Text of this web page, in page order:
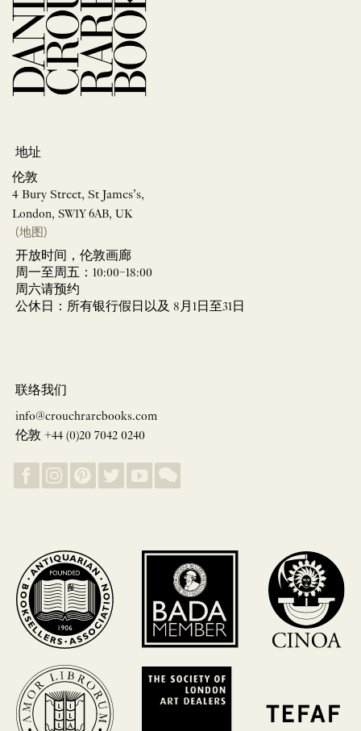
地址
伦敦
4 Bury Street, St James’s,
London, SW1Y 6AB, UK
(地图)
开放时间，伦敦画廊
周一至周五：10:00–18:00
周六请预约
公休日：所有银行假日以及 8月1日至31日
联络我们
info@crouchrarebooks.com
伦敦 +44 (0)20 7042 0240